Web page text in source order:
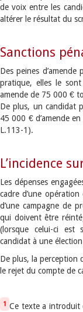
de voix entre les
altérer le résultat du
Sanctions
Des peines
pratique, elles le
amende de 75 000 €
De plus, un candidat
45 000 € d’amende
L.113-1).
L’incidence
Les dépenses
cadre d’une
d’une campagne de
qui doivent être
(lorsque celui-ci est
candidat à une
De plus, la perception
le rejet du compte de
1 Ce texte a introduit